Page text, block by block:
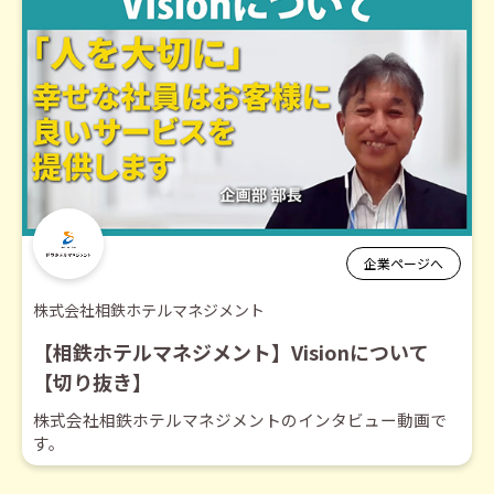
企業ページへ
株式会社相鉄ホテルマネジメント
【相鉄ホテルマネジメント】Visionについて
【切り抜き】
株式会社相鉄ホテルマネジメントのインタビュー動画で
す。